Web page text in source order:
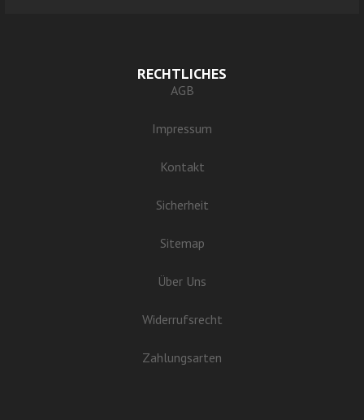
RECHTLICHES
AGB
Impressum
Kontakt
Sicherheit
Sitemap
Über Uns
Widerrufsrecht
Zahlungsarten